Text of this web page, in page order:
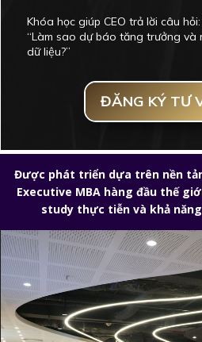
ĐĂNG KÝ TƯ
Khóa học giúp CEO trả lời câu hỏi:
“Làm sao dự báo tăng trưởng và
dữ liệu?”
Được phát triển dựa trên nền
Executive MBA hàng đầu thế
study thực tiễn và khả